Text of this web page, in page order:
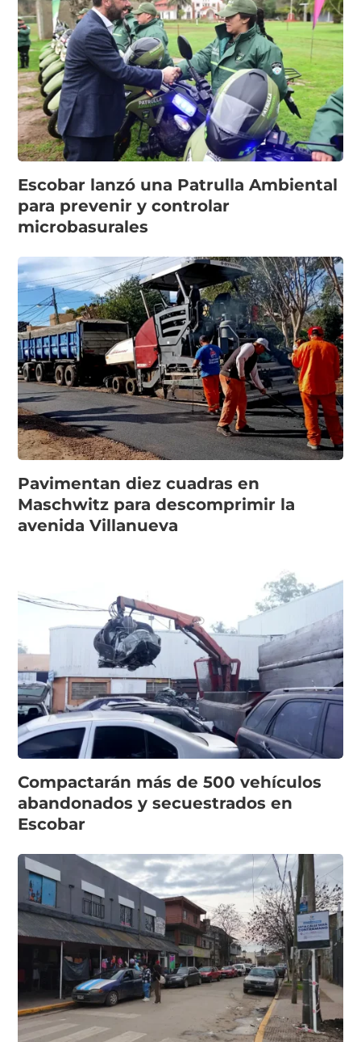
Escobar lanzó una Patrulla Ambiental
para prevenir y controlar
microbasurales
Pavimentan diez cuadras en
Maschwitz para descomprimir la
avenida Villanueva
Compactarán más de 500 vehículos
abandonados y secuestrados en
Escobar